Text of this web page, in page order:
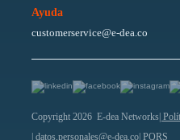
Ayuda
customerservice@e-dea.co
Copyright 2026 E-dea Networks|
| datos.personales@e-dea.co| PQRS